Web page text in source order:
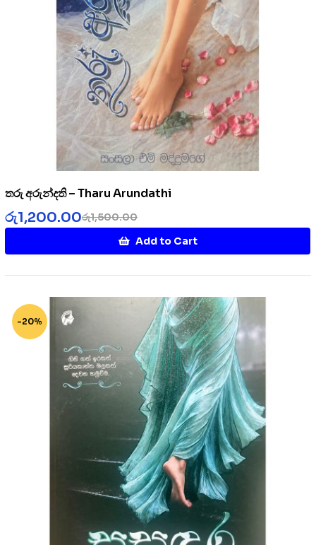
තරු අරුන්දති – Tharu Arundathi
රු1,500.00
රු1,200.00
Add to Cart
-20%